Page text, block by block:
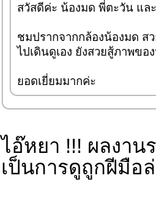
สวัสดีค่ะ น้องมด พี่ตะวัน แล
ชมปรากจากกล้องน้องมด ส
ไปเดินดูเอง ยังสวยสู้ภาพขอ
ยอดเยี่ยมมากค่ะ
ไอ๊หยา !!! ผลงาน
เป็นการดูถูกฝีมือ